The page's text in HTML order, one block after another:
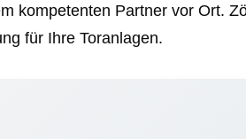
kompetenten Partner vor Ort.
für Ihre Toranlagen.